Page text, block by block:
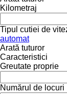
Kilometraj
Tipul cutiei de
automat
Arată tuturor
Caracteristici
Greutate proprie
Numărul de locuri